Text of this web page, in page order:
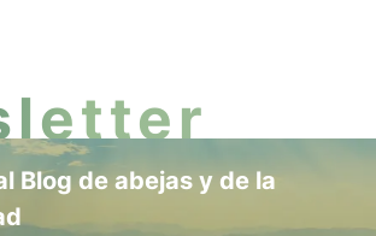
Blog de abejas y de la